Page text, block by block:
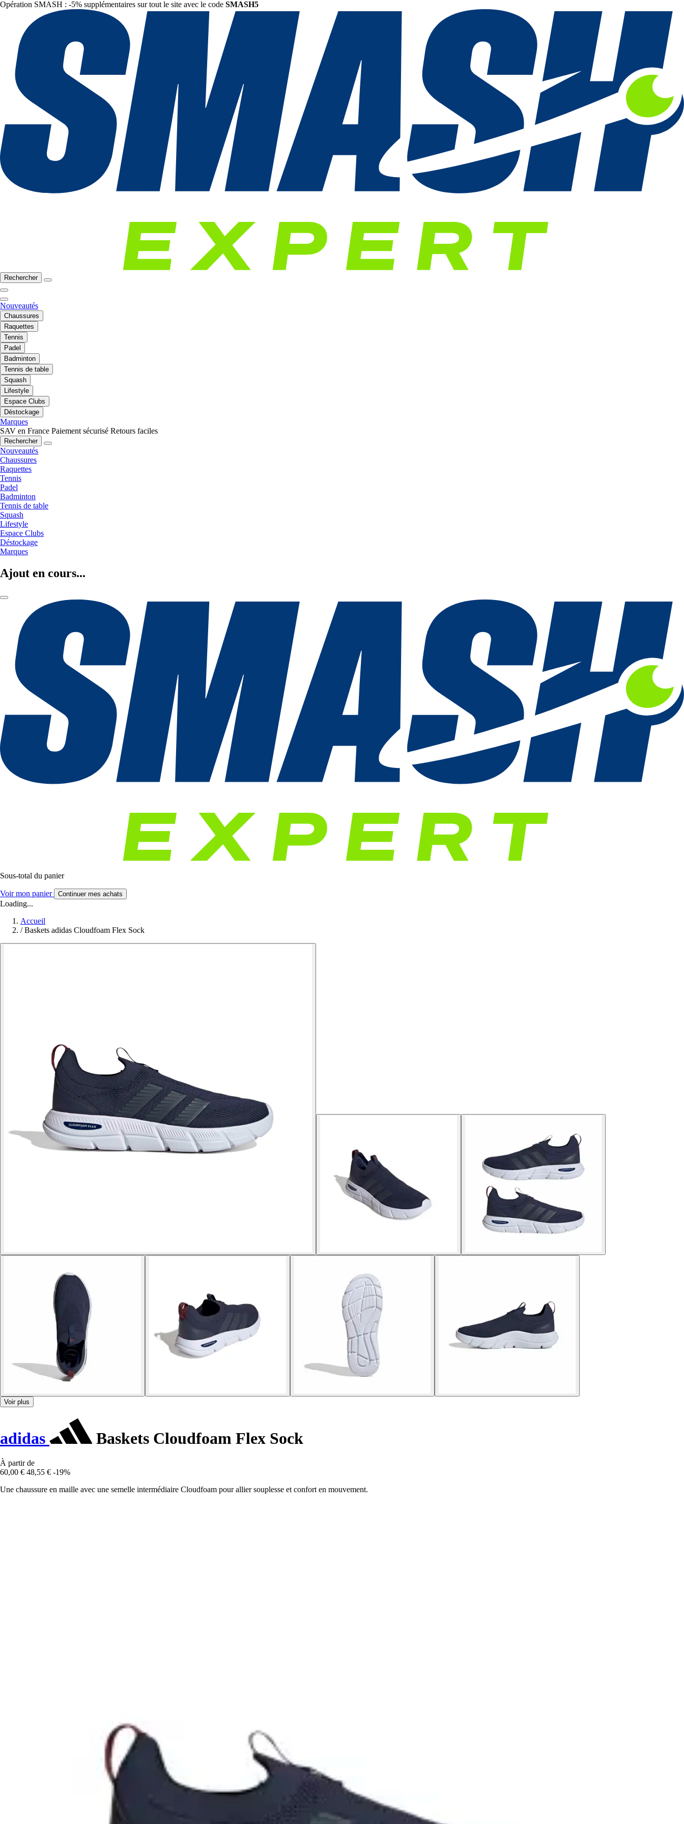
Opération SMASH : -5% supplémentaires sur tout le site avec le code SMASH5
Rechercher
Nouveautés
Chaussures
Raquettes
Tennis
Padel
Badminton
Tennis de table
Squash
Lifestyle
Espace Clubs
Déstockage
Marques
SAV en France Paiement sécurisé Retours faciles
Rechercher
Nouveautés
Chaussures
Raquettes
Tennis
Padel
Badminton
Tennis de table
Squash
Lifestyle
Espace Clubs
Déstockage
Marques
Ajout en cours...
Sous-total du panier
Voir mon panier Continuer mes achats
Loading...
Accueil
/ Baskets adidas Cloudfoam Flex Sock
Voir plus
adidas Baskets Cloudfoam Flex Sock
À partir de
60,00 € 48,55 € -19%
Une chaussure en maille avec une semelle intermédiaire Cloudfoam pour allier souplesse et confort en mouvement.